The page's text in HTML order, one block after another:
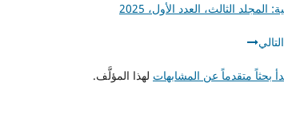
المجلد الثالث، العدد الأول، 2025
التالي
بحثاً متقدماً عن المشابهات لهذا المؤلَّف.